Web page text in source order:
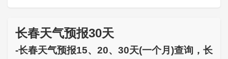
长春天气预报30天
-长春天气预报15、20、30天(一个月)查询，长